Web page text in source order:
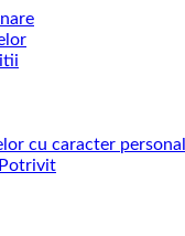
cu caracter personal